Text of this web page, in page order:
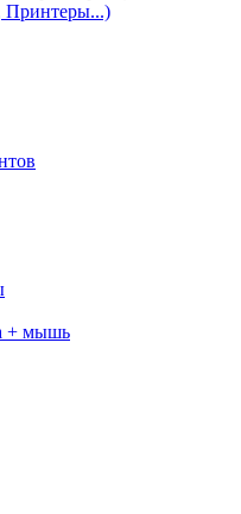
Принтеры...)
+ мышь